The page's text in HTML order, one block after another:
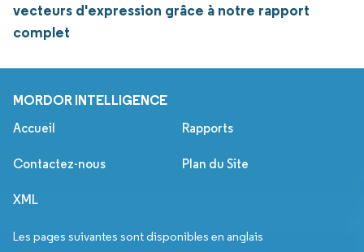
vecteurs d'expression grâce à notre rapport
complet
MORDOR INTELLIGENCE
Accueil Rapports
Contactez-nous Plan du Site
XML
Les pages suivantes sont disponibles en anglais